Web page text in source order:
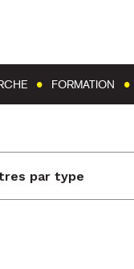
FORMATION
par type